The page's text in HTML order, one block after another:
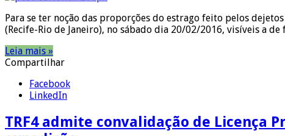
Para se ter noção das proporções do estrago feito pelos
(Recife-Rio de Janeiro), no sábado dia 20/02/2016, visíveis a
Leia mais »
Compartilhar
Facebook
LinkedIn
TRF4 admite convalidação de Licença